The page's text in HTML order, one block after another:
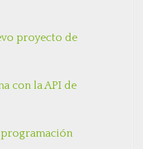
proyecto de
con la API de